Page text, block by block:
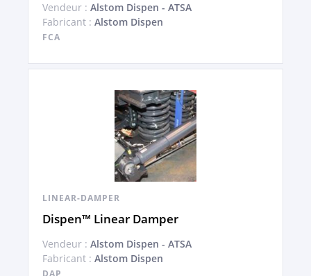
Vendeur : Alstom Dispen - ATSA
Fabricant : Alstom Dispen
FCA
LINEAR-DAMPER
Dispen™ Linear Damper
Vendeur : Alstom Dispen - ATSA
Fabricant : Alstom Dispen
DAP